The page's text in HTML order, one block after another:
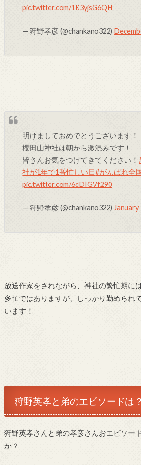
pic.twitter.com/1K3yjsG6QH
— 狩野孝彦 (@chankano322)
明けましておめでとうございます！
櫻田山神社は朝から激混みです！
皆さんお気をつけてきてください！
社が1年で1番忙しい日#がんばれ全
pic.twitter.com/6dDIGVf290
— 狩野孝彦 (@chankano322) January
放送作家をされながら、神社の繁忙期に
多忙ではありますが、しっかり勤められ
います！
狩野英孝と弟のエピソードは？
狩野英孝さんと弟の孝彦さんおエピソー
か？